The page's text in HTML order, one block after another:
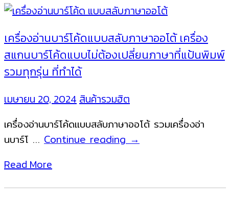
เครื่องอ่านบาร์โค้ดแบบสลับภาษาออโต้ เครื่อง
สแกนบาร์โค้ดแบบไม่ต้องเปลี่ยนภาษาที่แป้นพิมพ์
รวมทุกรุ่น ที่ทำได้
เมษายน 20, 2024สินค้ารวมฮิต
เครื่องอ่านบาร์โค้ดแบบสลับภาษาออโต้ รวมเครื่องอ่า
นบาร์โ … Continue readingเครื่อง
โค้ด
→
Read More